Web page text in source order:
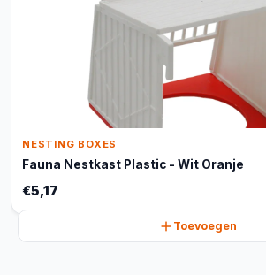
NESTING BOXES
Fauna Nestkast Plastic - Wit Oranje
€5,17
Toevoegen